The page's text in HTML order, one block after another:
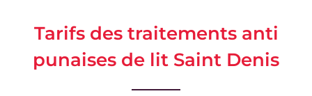
Tarifs des traitements anti
punaises de lit Saint Denis